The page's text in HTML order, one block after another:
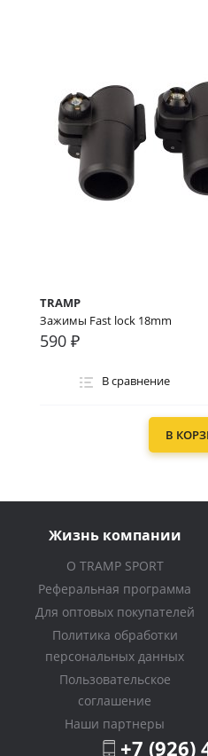
TRAMP
Зажимы Fast lock 18mm
590 ₽
В сравнение
В
Жизнь компании
О TRAMP SPORT
Реферальная программа
Для оптовых покупателей
Политика обработки
персональных данных
Пользовательское
соглашение
Наши партнеры
+7 (926)